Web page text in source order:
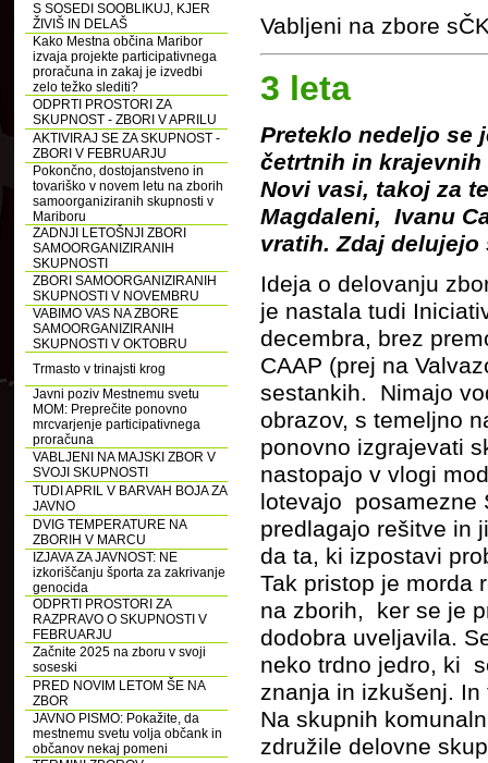
S SOSEDI SOOBLIKUJ, KJER
ŽIVIŠ IN DELAŠ
Kako Mestna občina Maribor
izvaja projekte participativnega
proračuna in zakaj je izvedbi
zelo težko slediti?
ODPRTI PROSTORI ZA
SKUPNOST - ZBORI V APRILU
AKTIVIRAJ SE ZA SKUPNOST -
ZBORI V FEBRUARJU
Pokončno, dostojanstveno in
tovariško v novem letu na zborih
samoorganiziranih skupnosti v
Mariboru
ZADNJI LETOŠNJI ZBORI
SAMOORGANIZIRANIH
SKUPNOSTI
ZBORI SAMOORGANIZIRANIH
SKUPNOSTI V NOVEMBRU
VABIMO VAS NA ZBORE
SAMOORGANIZIRANIH
SKUPNOSTI V OKTOBRU
Trmasto v trinajsti krog
Javni poziv Mestnemu svetu
MOM: Preprečite ponovno
mrcvarjenje participativnega
proračuna
VABLJENI NA MAJSKI ZBOR V
SVOJI SKUPNOSTI
TUDI APRIL V BARVAH BOJA ZA
JAVNO
DVIG TEMPERATURE NA
ZBORIH V MARCU
IZJAVA ZA JAVNOST: NE
izkoriščanju športa za zakrivanje
genocida
ODPRTI PROSTORI ZA
RAZPRAVO O SKUPNOSTI V
FEBRUARJU
Začnite 2025 na zboru v svoji
soseski
PRED NOVIM LETOM ŠE NA
ZBOR
JAVNO PISMO: Pokažite, da
mestnemu svetu volja občank in
občanov nekaj pomeni
Vabljeni na zbore
3 leta
Preteklo nedeljo se
četrtnih in krajevnih
Novi vasi, takoj za
Magdaleni, Ivanu
vratih. Zdaj delujejo
Ideja o delovanju
je nastala tudi
decembra, brez
CAAP (prej na
sestankih. Nimajo
obrazov, s temeljno
ponovno izgrajevati
nastopajo v vlogi
lotevajo posamezne
predlagajo rešitve in
da ta, ki izpostavi
Tak pristop je morda
na zborih, ker se je
dodobra uveljavila.
neko trdno jedro, ki
znanja in izkušenj.
Na skupnih
združile delovne